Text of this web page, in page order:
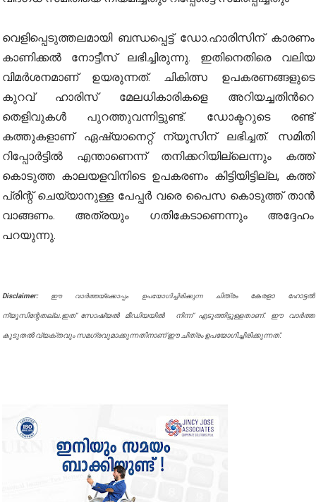
വെളിപ്പെടുത്തലമായി ബന്ധപ്പെട്ട് ഡോ.ഹാരിസിന് കാരണം
കാണിക്കൽ നോട്ടീസ് ലഭിച്ചിരുന്നു. ഇതിനെതിരെ വലിയ
വിമര്‍ശനമാണ് ഉയരുന്നത്. ചികിത്സ ഉപകരണങ്ങളുടെ
കുറവ് ഹാരിസ് മേലധികാരികളെ അറിയച്ചതിന്‍റെ
തെളിവുകൾ പുറത്തുവന്നിട്ടുണ്ട്. ഡോക്ടറുടെ രണ്ട്
കത്തുകളാണ് ഏഷ്യാനെറ്റ് ന്യൂസിന് ലഭിച്ചത്. സമിതി
റിപ്പോർട്ടിൽ എന്താണെന്ന് തനിക്കറിയില്ലെന്നും കത്ത്
കൊടുത്ത കാലയളവിനിടെ ഉപകരണം കിട്ടിയിട്ടില്ല, കത്ത്
പ്രിന്റ് ചെയ്യാനുള്ള പേപ്പർ വരെ പൈസ കൊടുത്ത് താൻ
വാങ്ങണം. അത്രയും ഗതികേടാണെന്നും അദ്ദേഹം
പറയുന്നു.
Disclaimer: ഈ വാർത്തയ്ക്കൊപ്പം ഉപയോഗിച്ചിരിക്കുന്ന ചിത്രം കേരളാ ഹോട്ടൽ
ന്യൂസിന്റേതല്ല.ഇത് സോഷ്യൽ മീഡിയയിൽ നിന്ന് എടുത്തിട്ടുള്ളതാണ്. ഈ വാർത്ത
കൂടുതൽ വ്യക്തവും സമഗ്രവുമാക്കുന്നതിനാണ് ഈ ചിത്രം ഉപയോഗിച്ചിരിക്കുന്നത്.